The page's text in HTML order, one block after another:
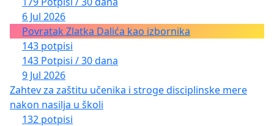
6 Jul 2026
Povratak Zlatka Dalića kao izbornika
143 potpisi
143 Potpisi / 30 dana
9 Jul 2026
Zahtev za zaštitu učenika i stroge disciplinske mere
nakon nasilja u školi
132 potpisi